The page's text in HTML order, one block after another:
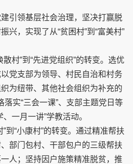
引领基层社会治理，坚决打赢脱
兴，实现了从“贫困村”到“富美村”
村”到“先进党组织”的转变。选优
党支部为领导、村民自治和村务
为纽带、其他社会组织为补充的
落实“三会一课”、支部主题党日等
一月一讲”学教活动。
到“小康村”的转变。通过精准帮扶
部门包村、干部包户的三级帮扶
人；坚持因户施策精准脱贫，推